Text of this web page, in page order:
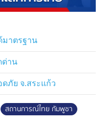
กัมพูชาเป็นระยะ ในขณะ
นิ่ง และมุ่งเน้นไปที่การ
นี้ยังพบว่ามีการนำ
าเจ้าหน้าที่ไทยใน
ไม่ทำอะไร นอกจาก
มาตรฐาน
ด่าน
ภัย จ.สระแก้ว
สถานการณ์ไทย กัมพูชา